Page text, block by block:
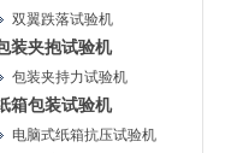
双翼跌落试验机
装夹抱试验机
包装夹持力试验机
箱包装试验机
电脑式纸箱抗压试验机